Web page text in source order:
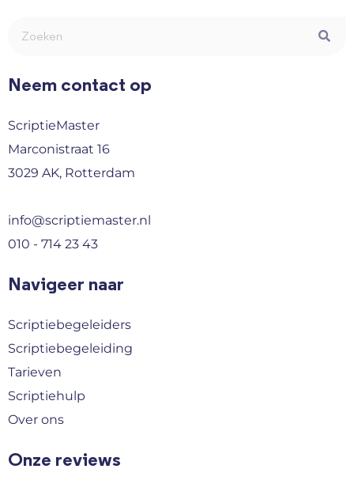
Neem contact op
ScriptieMaster
Marconistraat 16
3029 AK, Rotterdam
info@scriptiemaster.nl
010 - 714 23 43
Navigeer naar
Scriptiebegeleiders
Scriptiebegeleiding
Tarieven
Scriptiehulp
Over ons
Onze reviews